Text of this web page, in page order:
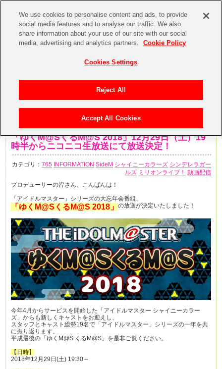
「ゆくM@SくるM@S 2018」12月29日（土）19
時半からニコニコ生放送にて放送決定！
カテゴリ：765 INFORMATION SideM シャイニーカラーズ シンデレラガー
ルズ ミリオンライブ！ 動画配信
プロデューサーの皆さん、こんばんは！
「アイドルマスター」シリーズの大忘年会番組、
「ゆくM@SくるM@S 2018」 の放送が決定いたしました！
今年4月からサービスを開始した「アイドルマスター シャイニーカラー
ズ」からも新しくキャストをお迎えし、
スタッフとキャスト総勢19名で「アイドルマスター」シリーズの一年を共
に振り返ります。
平成最後の「ゆくM@S くるM@S」を是非ご覧ください。
【日時】
2018年12月29日(土) 19:30～
We use cookies to personalise content and ads, to provide
social media features and to analyse our traffic. We also
share information about your use of our site with our social
media, advertising and analytics partners.
Cookie Policy
Cookies Settings
Reject All
Accept All Cookies